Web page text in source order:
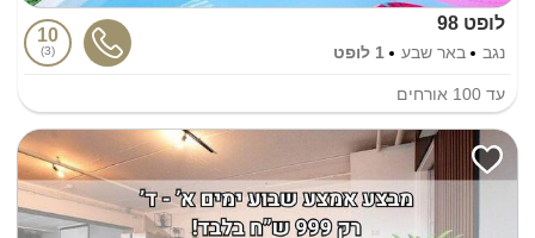
לופט 98
נגב באר שבע 1 לופט
10
3
עד 100 אורחים